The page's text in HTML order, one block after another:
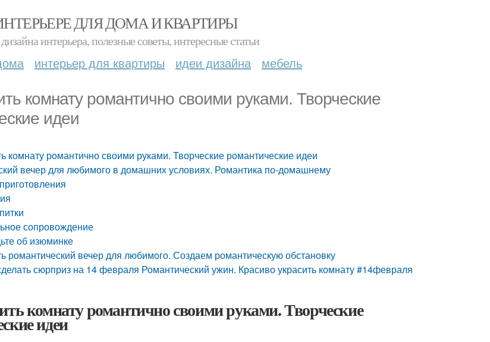
ДЛЯ ДОМА И КВАРТИРЫ
интерьера, полезные советы, интересные статьи
интерьер для квартиры идеи дизайна мебель
комнату романтично своими руками. Творческие
идеи
комнату романтично своими руками. Творческие романтические идеи
вечер для любимого в домашних условиях. Романтика по-домашнему
сопровождение
об изюминке
романтический вечер для любимого. Создаем романтическую обстановку
сюрприз на 14 февраля Романтический ужин. Красиво украсить комнату #14февраля
комнату романтично своими руками. Творческие
идеи